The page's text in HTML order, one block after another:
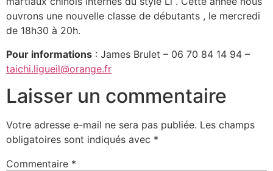
ouvrons une nouvelle classe de débutants , le mercredi
de 18h30 à 20h.
Pour informations : James Brulet – 06 70 84 14 94 –
taichi.ligueil@orange.fr
Laisser un commentaire
Votre adresse e-mail ne sera pas publiée. Les champs
obligatoires sont indiqués avec *
Commentaire *